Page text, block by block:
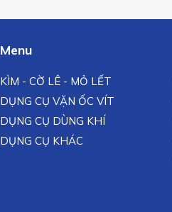
Menu
KÌM - CỜ LÊ - MỎ LẾT
DỤNG CỤ VẶN ỐC VÍT
DỤNG CỤ DÙNG KHÍ
DỤNG CỤ KHÁC